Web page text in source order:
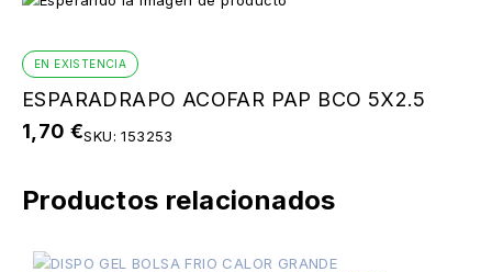
EN EXISTENCIA
ESPARADRAPO ACOFAR PAP BCO 5X2.5
1,70 €SKU:153253
Productos relacionados